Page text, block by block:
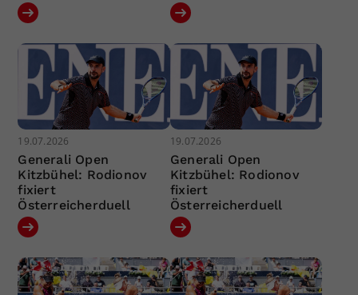
19.07.2026
Generali Open
Kitzbühel: Rodionov
fixiert
Österreicherduell
19.07.2026
Generali Open
Kitzbühel: Rodionov
fixiert
Österreicherduell